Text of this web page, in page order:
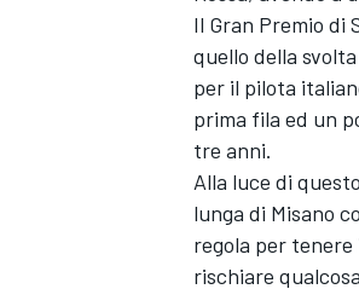
Il Gran Premio di
quello della
per il pilota
prima fila ed un
tre anni.
Alla luce di
lunga di Misano
regola per tenere
rischiare